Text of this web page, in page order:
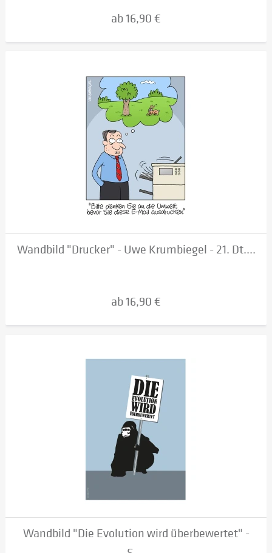
ab 16,90 €
Wandbild "Drucker" - Uwe Krumbiegel - 21. Dt....
ab 16,90 €
Wandbild "Die Evolution wird überbewertet" -